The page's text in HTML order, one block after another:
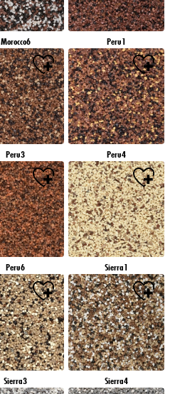
Morocco6 Peru1
Peru3 Peru4
Peru6 Sierra1
Sierra3 Sierra4